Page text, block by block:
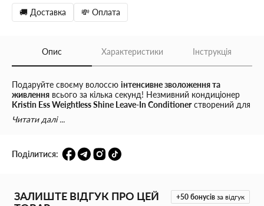
🚚 Доставка 💸 Оплата
Опис Характеристики Інструкція
Подаруйте своєму волоссю інтенсивне зволоження та
живлення всього за кілька секунд! Незмивний кондиціонер
Kristin Ess Weightless Shine Leave-In Conditionerстворений для
тих, хто цінує
витрачаючи зайвий час на догляд.
Формула кондиціонера розгладжує пасма, відновлює їхню
природну силу та надає дзеркального блиску
розчешіть– і ваше волосся виглядатиме бездоганно!
Читати далі ...
Поділитися:
+50 бонусів за відгук
ЗАЛИШТЕ ВІДГУК ПРО ЦЕЙ